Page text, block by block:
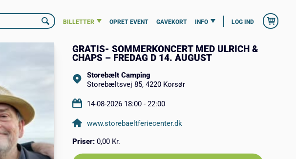
BILLETTER OPRET EVENT GAVEKORT INFO LOG IND
GRATIS- SOMMERKONCERT MED ULRICH &
CHAPS – FREDAG D 14. AUGUST
Storebælt Camping
Storebæltsvej 85, 4220 Korsør
14-08-2026 18:00 - 22:00
www.storebaeltferiecenter.dk
Priser: 0,00 Kr.